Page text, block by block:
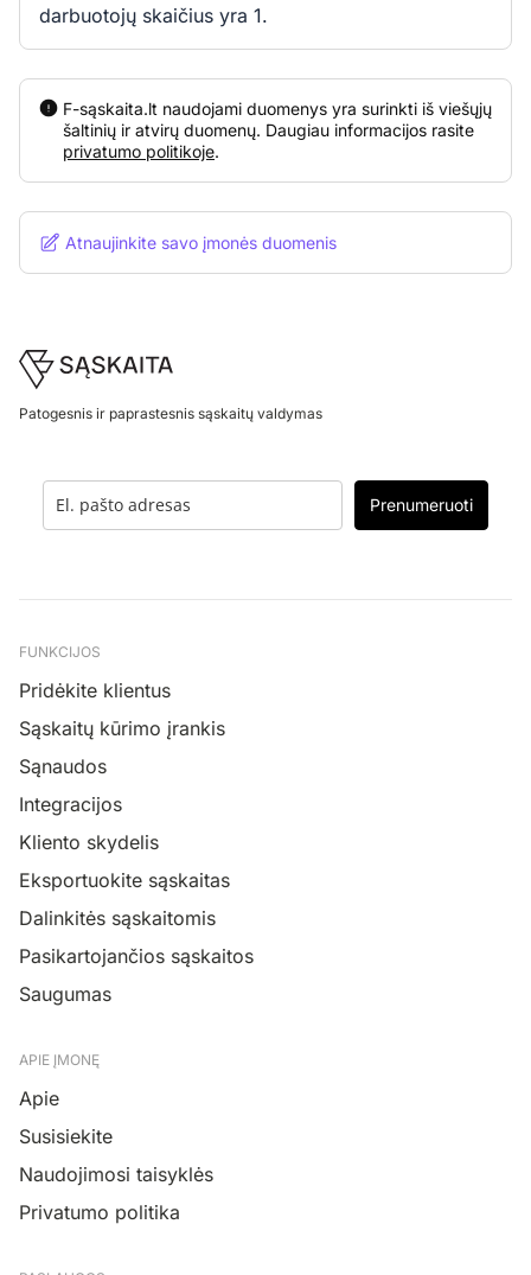
darbuotojų skaičius yra 1.
F-sąskaita.lt naudojami duomenys yra surinkti iš viešųjų
šaltinių ir atvirų duomenų. Daugiau informacijos rasite
privatumo politikoje.
Atnaujinkite savo įmonės duomenis
Footer
Patogesnis ir paprastesnis sąskaitų valdymas
Prenumeruoti
FUNKCIJOS
Pridėkite klientus
Sąskaitų kūrimo įrankis
Sąnaudos
Integracijos
Kliento skydelis
Eksportuokite sąskaitas
Dalinkitės sąskaitomis
Pasikartojančios sąskaitos
Saugumas
APIE ĮMONĘ
Apie
Susisiekite
Naudojimosi taisyklės
Privatumo politika